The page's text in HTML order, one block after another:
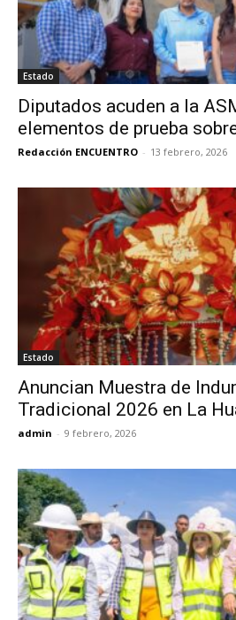
Estado
Diputados acuden a la
elementos de prueba
Redacción ENCUENTRO - 13 febrero, 2026
Estado
Anuncian Muestra de
Tradicional 2026 en La
admin - 9 febrero, 2026